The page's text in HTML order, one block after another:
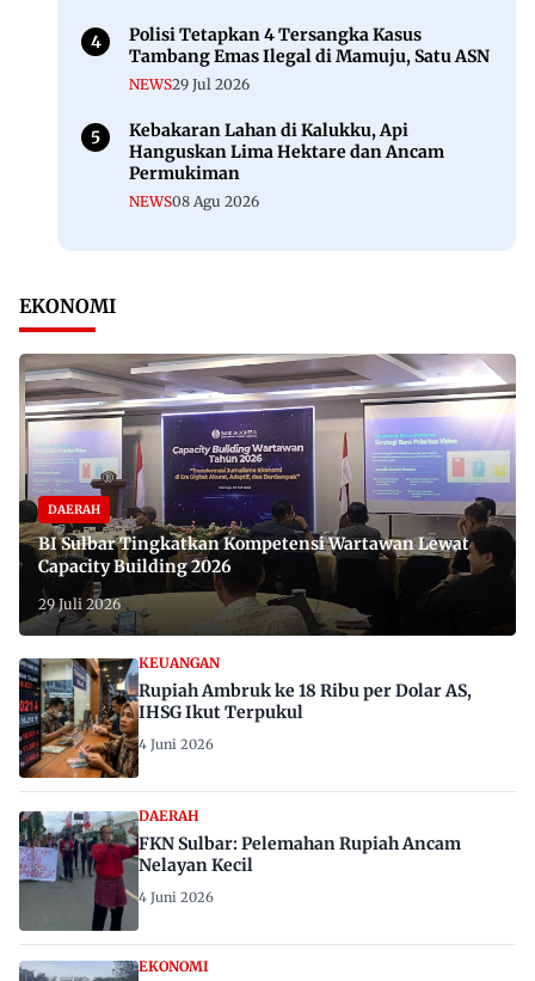
Polisi Tetapkan 4 Tersangka Kasus
Tambang Emas Ilegal di Mamuju, Satu ASN
NEWS29 Jul 2026
Kebakaran Lahan di Kalukku, Api
Hanguskan Lima Hektare dan Ancam
Permukiman
NEWS08 Agu 2026
EKONOMI
DAERAH
BI Sulbar Tingkatkan Kompetensi Wartawan Lewat
Capacity Building 2026
29 Juli 2026
KEUANGAN
Rupiah Ambruk ke 18 Ribu per Dolar AS,
IHSG Ikut Terpukul
4 Juni 2026
DAERAH
FKN Sulbar: Pelemahan Rupiah Ancam
Nelayan Kecil
4 Juni 2026
EKONOMI